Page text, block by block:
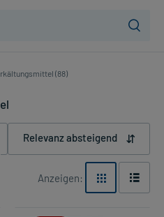
(88)
Relevanz absteigend
Anzeigen: